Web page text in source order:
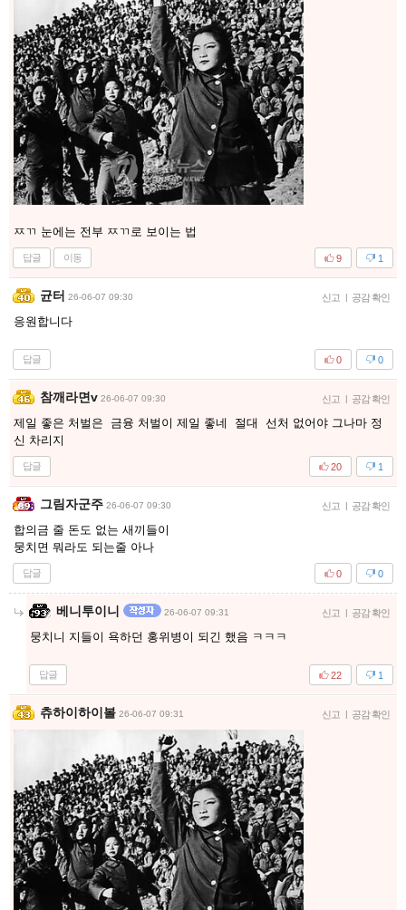
ㅉㄲ 눈에는 전부 ㅉㄲ로 보이는 법
답글 이동 1
9
균터 26-06-07 09:30 신고 | 공감 확인
응원합니다
답글 0
0
참깨라면v 26-06-07 09:30 신고 | 공감 확인
제일 좋은 처벌은 금융 처벌이 제일 좋네 절대 선처 없어야 그나마 정
신 차리지
답글 1
20
그림자군주 26-06-07 09:30 신고 | 공감 확인
합의금 줄 돈도 없는 새끼들이
뭉치면 뭐라도 되는줄 아나
답글 0
0
베니투이니 26-06-07 09:31 신고 | 공감 확인
뭉치니 지들이 욕하던 홍위병이 되긴 했음 ㅋㅋㅋ
답글 1
22
츄하이하이볼 26-06-07 09:31 신고 | 공감 확인